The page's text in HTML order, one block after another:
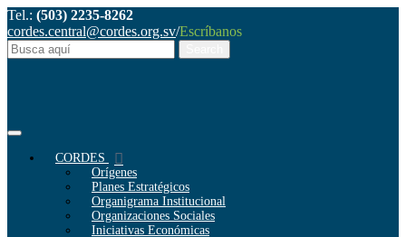
Tel.: (503) 2235-8262
cordes.central@cordes.org.sv/Escríbanos
CORDES
Orígenes
Planes Estratégicos
Organigrama Institucional
Organizaciones Sociales
Iniciativas Económicas